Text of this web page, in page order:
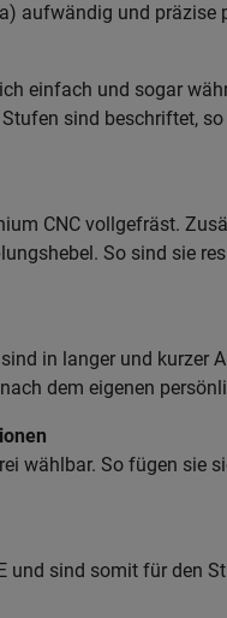
aufwändig und präzise
einfach und sogar
sind beschriftet,
CNC vollgefräst.
So sind sie
in langer und kurzer
dem eigenen
wählbar. So fügen sie
und sind somit für den